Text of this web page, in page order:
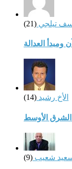
تيلجي (21)
ومبدأ العدالة
الأخ رشيد (14)
الشرق الأوسط
شعيب (9)